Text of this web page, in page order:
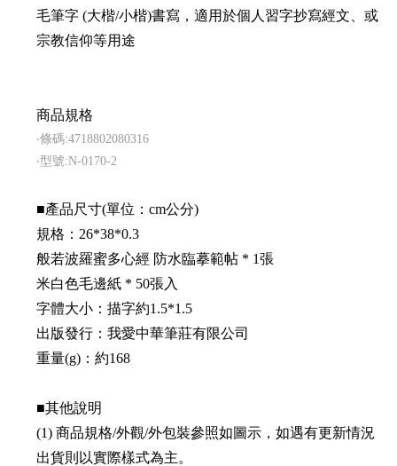
毛筆字 (大楷/小楷)書寫，適用於個人習字抄寫經文、或
宗教信仰等用途
商品規格
‧條碼:4718802080316
‧型號:N-0170-2
■產品尺寸(單位：cm公分)
規格：26*38*0.3
般若波羅蜜多心經 防水臨摹範帖 * 1張
米白色毛邊紙 * 50張入
字體大小：描字約1.5*1.5
出版發行：我愛中華筆莊有限公司
重量(g)：約168
■其他說明
(1) 商品規格/外觀/外包裝參照如圖示，如遇有更新情況
出貨則以實際樣式為主。